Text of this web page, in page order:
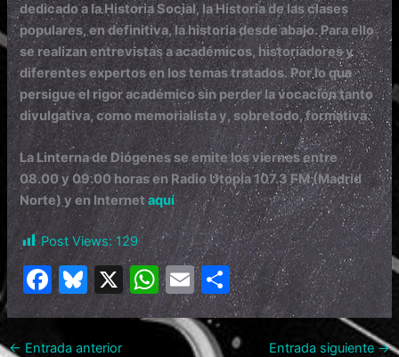
dedicado a la Historia Social, la Historia de las clases
populares, en definitiva, la historia desde abajo. Para ello
se realizan entrevistas a académicos, historiadores y
diferentes expertos en los temas tratados. Por lo que
persigue el rigor académico sin perder la vocación tanto
divulgativa, como memorialista y, sobretodo, formativa.
La Linterna de Diógenes se emite los viernes entre
08.00 y 09.00 horas en Radio Utopía 107.3 FM (Madrid
Norte) y en Internetaquí
Post Views: 129
F
a
c
Bl
u
e
X W
h
at
E
m
ai
C
o
m
← Entrada anterior Entrada siguiente→